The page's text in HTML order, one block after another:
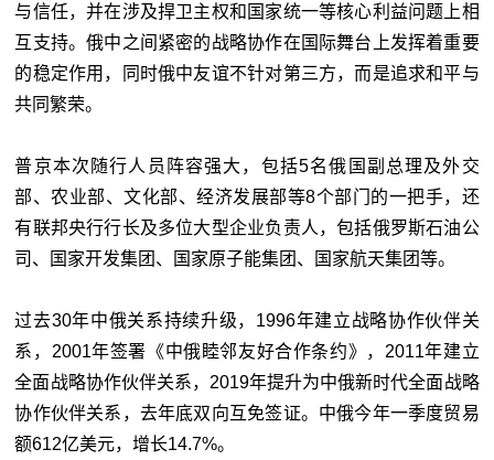
与信任，并在涉及捍卫主权和国家统一等核心利益问题上相
互支持。俄中之间紧密的战略协作在国际舞台上发挥着重要
的稳定作用，同时俄中友谊不针对第三方，而是追求和平与
共同繁荣。
普京本次随行人员阵容强大，包括5名俄国副总理及外交
部、农业部、文化部、经济发展部等8个部门的一把手，还
有联邦央行行长及多位大型企业负责人，包括俄罗斯石油公
司、国家开发集团、国家原子能集团、国家航天集团等。
过去30年中俄关系持续升级，1996年建立战略协作伙伴关
系，2001年签署《中俄睦邻友好合作条约》，2011年建立
全面战略协作伙伴关系，2019年提升为中俄新时代全面战略
协作伙伴关系，去年底双向互免签证。中俄今年一季度贸易
额612亿美元，增长14.7%。